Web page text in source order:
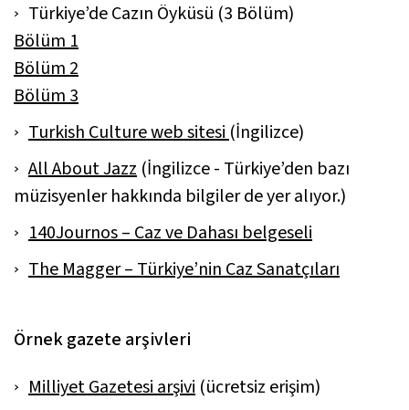
Türkiye’de Cazın Öyküsü (3 Bölüm)
Bölüm 1
Bölüm 2
Bölüm 3
Turkish Culture web sitesi(İngilizce)
All About Jazz (İngilizce - Türkiye’den bazı
müzisyenler hakkında bilgiler de yer alıyor.)
140Journos – Caz ve Dahası belgeseli
The Magger – Türkiye’nin Caz Sanatçıları
Örnek gazete arşivleri
Milliyet Gazetesi arşivi (ücretsiz erişim)